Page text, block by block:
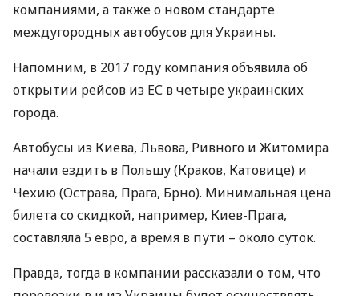
компаниями, а также о новом стандарте
междугородных автобусов для Украины.
Напомним, в 2017 году компания объявила об
открытии рейсов из ЕС в четыре украинских
города.
Автобусы из Киева, Львова, Ривного и Житомира
начали ездить в Польшу (Краков, Катовице) и
Чехию (Острава, Прага, Брно). Минимальная цена
билета со скидкой, например, Киев-Прага,
составляла 5 евро, а время в пути – около суток.
Правда, тогда в компании рассказали о том, что